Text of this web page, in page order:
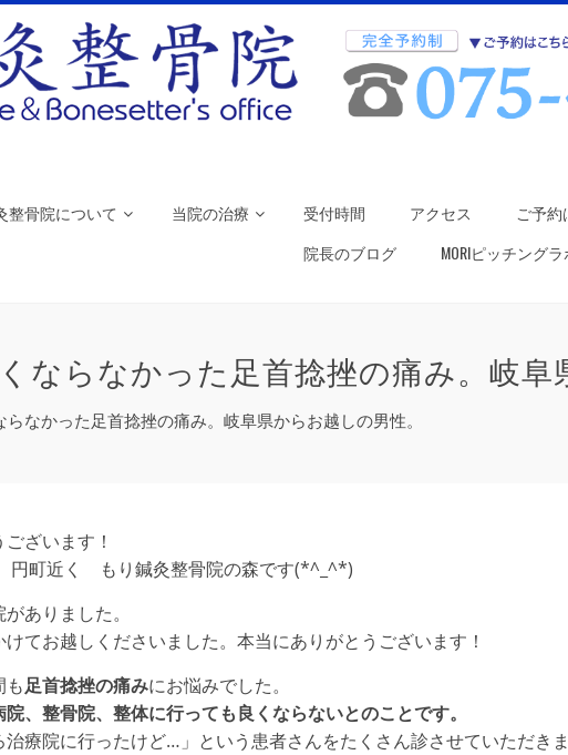
整骨院について 当院の治療 受付時間 アクセス ご予約
院長のブログ
MORIピッチング
ならなかった足首捻挫の痛み。岐阜
なかった足首捻挫の痛み。岐阜県からお越しの男性。
ざいます！
町近く もり鍼灸整骨院の森です(*^_^*)
ありました。
てお越しくださいました。本当にありがとうございます！
も足首捻挫の痛みにお悩みでした。
、整骨院、整体に行っても良くならないとのことです。
療院に行ったけど…」という患者さんをたくさん診させていただきま